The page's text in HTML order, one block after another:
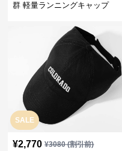
群 軽量ランニングキャップ
SALE
¥2,770 ¥3080(割引前)